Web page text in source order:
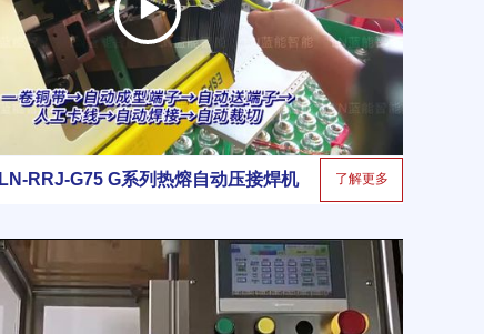
程技术支持，助力企业提升
生产效率、优化产品质量。
了解更多
LN-RRJ-G75 G系列热熔自动压接焊机